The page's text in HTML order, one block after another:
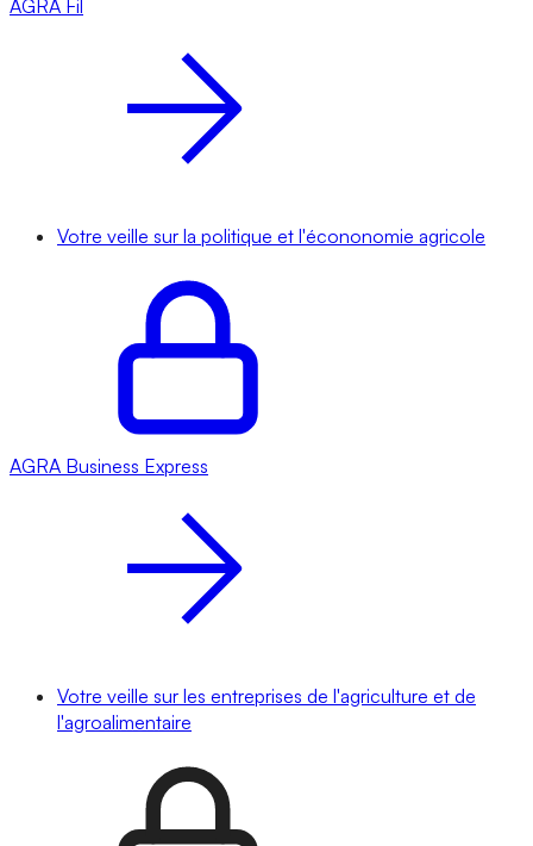
AGRA Fil
Votre veille sur la politique et l'écononomie agricole
AGRA Business Express
Votre veille sur les entreprises de l'agriculture et de
l'agroalimentaire